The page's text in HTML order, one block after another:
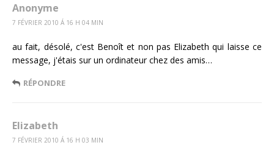
Anonyme
7 FÉVRIER 2010 Á 16 H 04 MIN
au fait, désolé, c'est Benoît et non pas Elizabeth qui laisse ce
message, j'étais sur un ordinateur chez des amis…
RÉPONDRE
Elizabeth
7 FÉVRIER 2010 Á 16 H 03 MIN